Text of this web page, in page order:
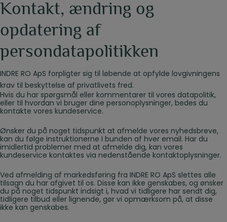
Kontakt, ændring og
opdatering af
persondatapolitikken
INDRE RO ApS forpligter sig til løbende at opfylde lovgivningens
krav til beskyttelse af privatlivets fred.
Hvis du har spørgsmål eller kommentarer til vores datapolitik,
eller til hvordan vi bruger dine personoplysninger, bedes du
kontakte vores kundeservice.
Ønsker du på noget tidspunkt at afmelde vores nyhedsbreve,
kan du følge instruktionerne I bunden af hver email. Har du
imidlertid problemer med at afmelde dig, kan vores
kundeservice kontaktes via nedenstående kontaktoplysninger.
Ved afmelding af markedsføring fra INDRE RO ApS slettes alle
tilsagn du har afgivet til os. Disse kan ikke genskabes, og ønsker
du på noget tidspunkt indsigt i, hvad vi tidligere har sendt dig,
tidligere tilbud eller lignende, gør vi opmærksom på, at disse
ikke kan genskabes.